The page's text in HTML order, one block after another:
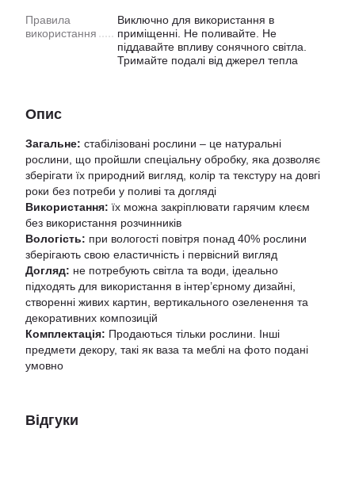
Правила
використання
Виключно для використання в
приміщенні. Не поливайте. Не
піддавайте впливу сонячного світла.
Тримайте подалі від джерел тепла
Опис
Загальне: стабілізовані рослини – це натуральні
рослини, що пройшли спеціальну обробку, яка дозволяє
зберігати їх природний вигляд, колір та текстуру на довгі
роки без потреби у поливі та догляді
Використання: їх можна закріплювати гарячим клеєм
без використання розчинників
Вологість: при вологості повітря понад 40% рослини
зберігають свою еластичність і первісний вигляд
Догляд: не потребують світла та води, ідеально
підходять для використання в інтер’єрному дизайні,
створенні живих картин, вертикального озеленення та
декоративних композицій
Комплектація: Продаються тільки рослини. Інші
предмети декору, такі як ваза та меблі на фото подані
умовно
Відгуки